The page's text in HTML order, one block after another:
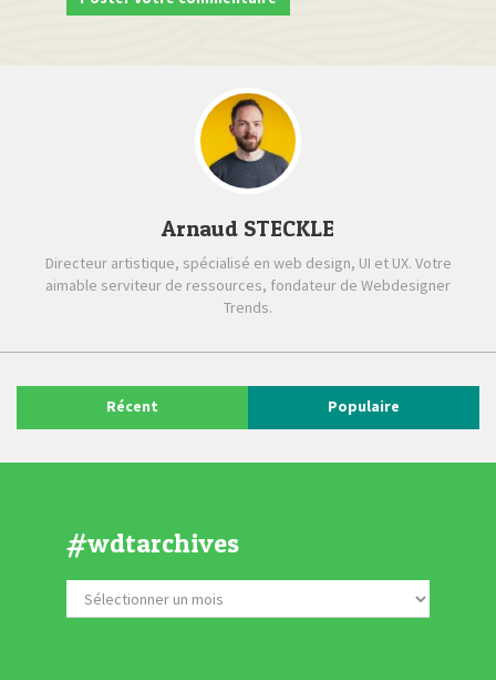
Arnaud STECKLE
Directeur artistique, spécialisé en web design, UI et UX. Votre
aimable serviteur de ressources, fondateur de Webdesigner
Trends.
Récent Populaire
#wdtarchives